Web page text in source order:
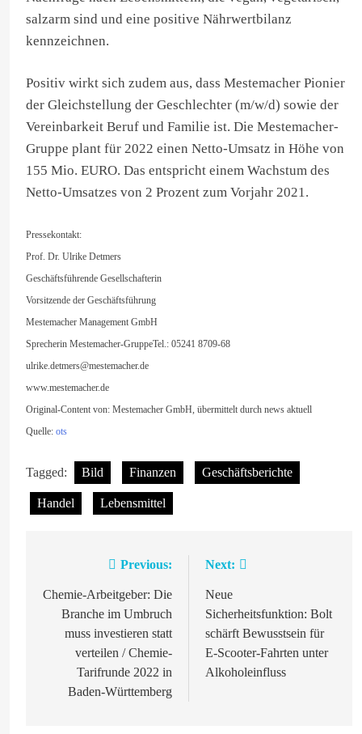
salzarm sind und eine positive Nährwertbilanz
kennzeichnen.
Positiv wirkt sich zudem aus, dass Mestemacher Pionier
der Gleichstellung der Geschlechter (m/w/d) sowie der
Vereinbarkeit Beruf und Familie ist. Die Mestemacher-
Gruppe plant für 2022 einen Netto-Umsatz in Höhe von
155 Mio. EURO. Das entspricht einem Wachstum des
Netto-Umsatzes von 2 Prozent zum Vorjahr 2021.
Pressekontakt:
Prof. Dr. Ulrike Detmers
Geschäftsführende Gesellschafterin
Vorsitzende der Geschäftsführung
Mestemacher Management GmbH
Sprecherin Mestemacher-GruppeTel.: 05241 8709-68
ulrike.detmers@mestemacher.de
www.mestemacher.de
Original-Content von: Mestemacher GmbH, übermittelt durch news aktuell
Quelle: ots
Tagged: Bild Finanzen Geschäftsberichte
Handel Lebensmittel
Beitragsnavigation
Previous:
Chemie-Arbeitgeber: Die
Branche im Umbruch
muss investieren statt
verteilen / Chemie-
Tarifrunde 2022 in
Baden-Württemberg
Next:
Neue
Sicherheitsfunktion: Bolt
schärft Bewusstsein für
E-Scooter-Fahrten unter
Alkoholeinfluss